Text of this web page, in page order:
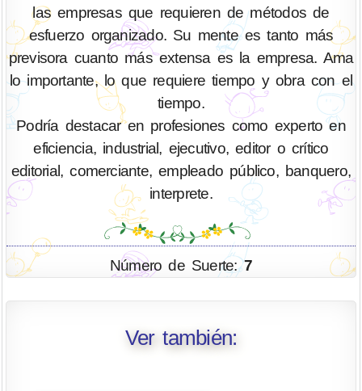
las empresas que requieren de métodos de
esfuerzo organizado. Su mente es tanto más
previsora cuanto más extensa es la empresa. Ama
lo importante, lo que requiere tiempo y obra con el
tiempo.
Podría destacar en profesiones como experto en
eficiencia, industrial, ejecutivo, editor o crítico
editorial, comerciante, empleado público, banquero,
interprete.
Número de Suerte:7
Ver también: